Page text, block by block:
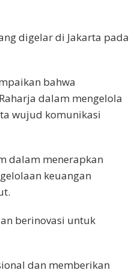
digelar di Jakarta pada
bahwa
dalam mengelola
wujud komunikasi
dalam menerapkan
keuangan
berinovasi untuk
dan memberikan